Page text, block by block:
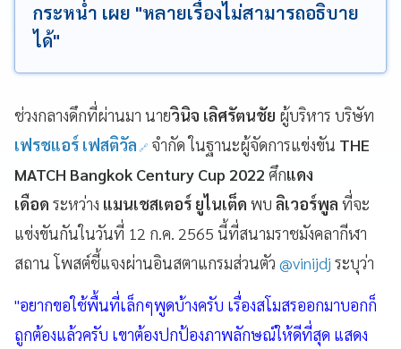
กระหน่ำ เผย "หลายเรื่องไม่สามารถอธิบาย
ได้"
ช่วงกลางดึกที่ผ่านมา นายวินิจ เลิศรัตนชัย ผู้บริหาร บริษัท
เฟรชแอร์ เฟสติวัล
จำกัด ในฐานะผู้จัดการแข่งขัน THE
MATCH Bangkok Century Cup 2022 ศึกแดง
เดือด ระหว่าง แมนเชสเตอร์ ยูไนเต็ด พบ ลิเวอร์พูล ที่จะ
แข่งขันกันในวันที่ 12 ก.ค. 2565 นี้ที่สนามราชมังคลากีฬา
สถาน โพสต์ชี้แจงผ่านอินสตาแกรมส่วนตัว @vinijdj ระบุว่า
"อยากขอใช้พื้นที่เล็กๆพูดบ้างครับ เรื่องสโมสรออกมาบอกก็
ถูกต้องแล้วครับ เขาต้องปกป้องภาพลักษณ์ให้ดีที่สุด แสดง